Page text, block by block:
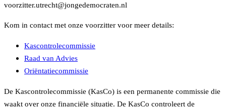
voorzitter.utrecht@jongedemocraten.nl
Kom in contact met onze voorzitter voor meer details:
Kascontrolecommissie
Raad van Advies
Oriëntatiecommissie
De Kascontrolecommissie (KasCo) is een permanente commissie die
waakt over onze financiële situatie. De KasCo controleert de